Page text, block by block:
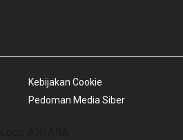
Kebijakan Cookie
Pedoman Media Siber